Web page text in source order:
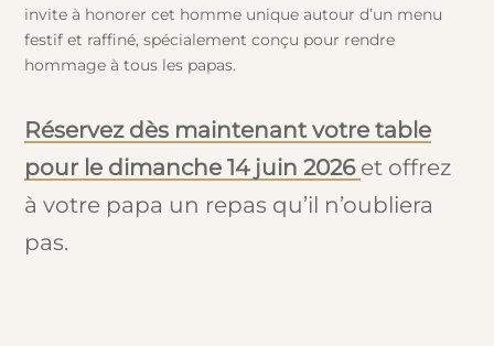
invite à honorer cet homme unique autour d’un menu
festif et raffiné, spécialement conçu pour rendre
hommage à tous les papas.
Réservez dès maintenant votre table
pour le dimanche 14 juin 2026 et offrez
à votre papa un repas qu’il n’oubliera
pas.